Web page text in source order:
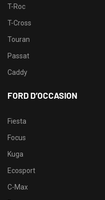
T-Roc
T-Cross
Touran
Passat
Caddy
FORD D’OCCASION
Fiesta
Focus
Kuga
Ecosport
C-Max